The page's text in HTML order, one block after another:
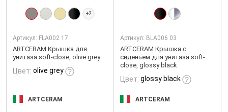
+2
Артикул: FLA002 17
ARTCERAM Крышка для
унитаза soft-close, olive grey
Цвет: olive grey
ARTCERAM
Артикул: BLA006 03
ARTCERAM Крышка с
сиденьем для унитаза soft-
close, glossy black
Цвет: glossy black
ARTCERAM